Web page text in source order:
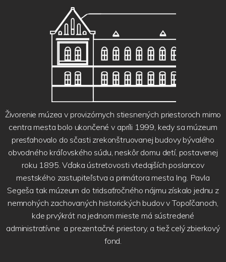
Živorenie múzea v provizórnych stiesnených priestoroch mimo
centra mesta bolo ukončené v apríli 1999, kedy sa múzeum
presťahovalo do sčasti zrekonštruovanej budovy bývalého
obvodného kráľovského súdu, neskôr domu detí, postavenej
roku 1895. Vďaka ústretovosti vtedajších poslancov
mestského zastupiteľstva a primátora mesta Ing. Pavla
Segeša tak múzeum do tridsaťročného nájmu získalo jednu z
nemnohých zachovaných historických budov v Topoľčanoch,
kde prvýkrát na jednom mieste má sústredené
administratívne a prezentačné priestory, a tiež celý zbierkový
fond.